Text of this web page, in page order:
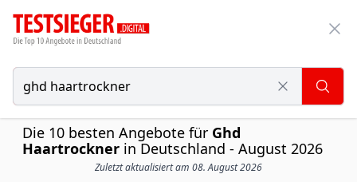
Die 10 besten Angebote für Ghd
Haartrockner in Deutschland - August 2026
Zuletzt aktualisiert am 08. August 2026